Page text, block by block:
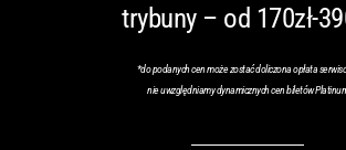
trybuny – od 170zł-
*do podanych cen może zostać doliczona opłata
nie uwzględniamy dynamicznych cen biletów